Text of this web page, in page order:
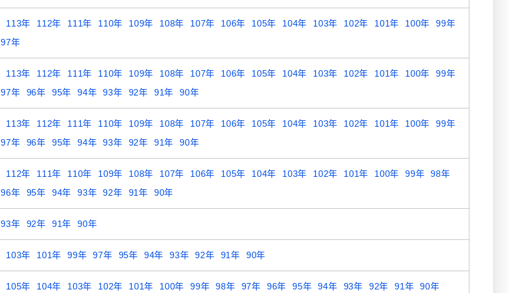
113年 112年 111年 110年 109年 108年 107年 106年 105年 104年 103年 102年 101年 100年
99年
97年
113年 112年 111年 110年 109年 108年 107年 106年 105年 104年 103年 102年 101年 100年
99年
97年 96年 95年 94年 93年 92年 91年 90年
113年 112年 111年 110年 109年 108年 107年 106年 105年 104年 103年 102年 101年 100年
99年
97年 96年 95年 94年 93年 92年 91年 90年
112年 111年 110年 109年 108年 107年 106年 105年 104年 103年 102年 101年 100年 99年
98年
96年 95年 94年 93年 92年 91年 90年
93年 92年 91年 90年
103年 101年 99年 97年 95年 94年 93年 92年 91年 90年
105年 104年 103年 102年 101年 100年 99年 98年 97年 96年 95年 94年 93年 92年 91年 90年